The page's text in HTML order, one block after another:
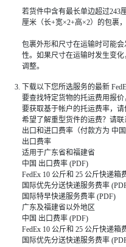
若货件中含有最长单边超过243
厘米（长+宽×2+高×2）的包裹
包裹外形和尺寸在运输时可能
性。如果尺寸在运输时发生变
调整。
下载以下您所选服务的最新
要查找特定货物的托运费用报价
要获取基于帐户的托运费率，请
希望了解重型货件的运费？请联
出口和进口费率（付款方为 中国
出口费率
适用于广东省和福建省
中国 出口费率 (PDF)
FedEx 10 公斤和 25 公斤快递箱
国际优先分送快递服务费率
国际特早快递服务费率 (PDF)
广东及福建省以外地区
中国 出口费率 (PDF)
FedEx 10 公斤和 25 公斤快递箱
国际优先分送快递服务费率